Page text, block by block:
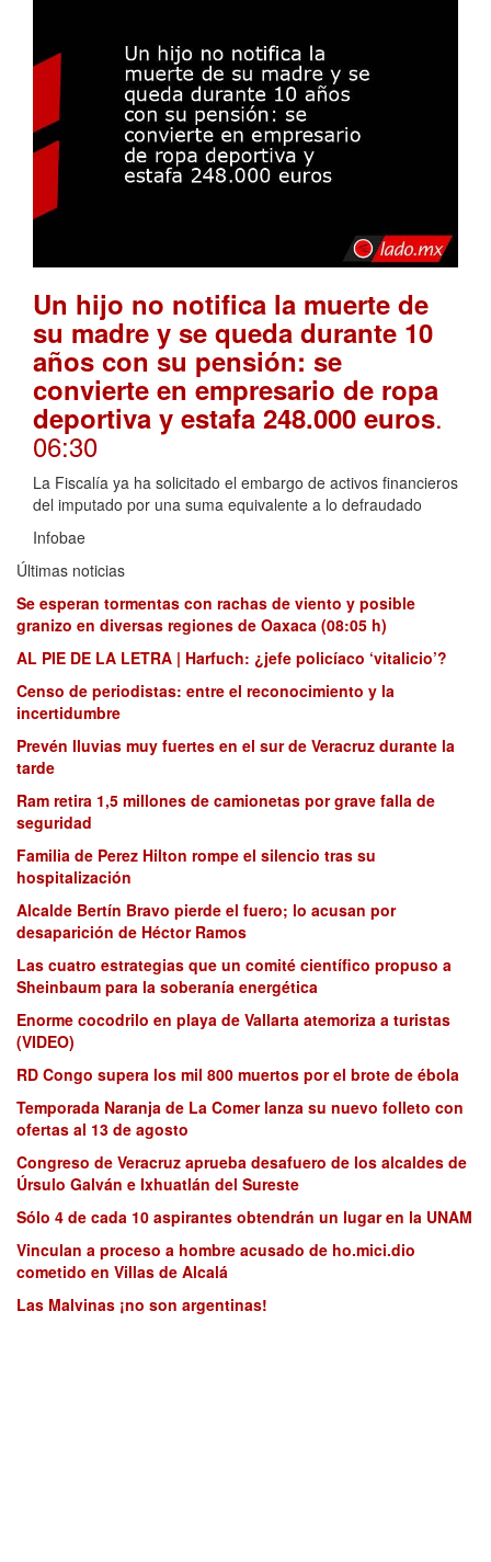
Un hijo no notifica la muerte de
su madre y se queda durante 10
años con su pensión: se
convierte en empresario de ropa
deportiva y estafa 248.000 euros.
06:30
La Fiscalía ya ha solicitado el embargo de activos financieros
del imputado por una suma equivalente a lo defraudado
Infobae
Últimas noticias
Se esperan tormentas con rachas de viento y posible
granizo en diversas regiones de Oaxaca (08:05 h)
AL PIE DE LA LETRA | Harfuch: ¿jefe policíaco ‘vitalicio’?
Censo de periodistas: entre el reconocimiento y la
incertidumbre
Prevén lluvias muy fuertes en el sur de Veracruz durante la
tarde
Ram retira 1,5 millones de camionetas por grave falla de
seguridad
Familia de Perez Hilton rompe el silencio tras su
hospitalización
Alcalde Bertín Bravo pierde el fuero; lo acusan por
desaparición de Héctor Ramos
Las cuatro estrategias que un comité científico propuso a
Sheinbaum para la soberanía energética
Enorme cocodrilo en playa de Vallarta atemoriza a turistas
(VIDEO)
RD Congo supera los mil 800 muertos por el brote de ébola
Temporada Naranja de La Comer lanza su nuevo folleto con
ofertas al 13 de agosto
Congreso de Veracruz aprueba desafuero de los alcaldes de
Úrsulo Galván e Ixhuatlán del Sureste
Sólo 4 de cada 10 aspirantes obtendrán un lugar en la UNAM
Vinculan a proceso a hombre acusado de ho.mici.dio
cometido en Villas de Alcalá
Las Malvinas ¡no son argentinas!